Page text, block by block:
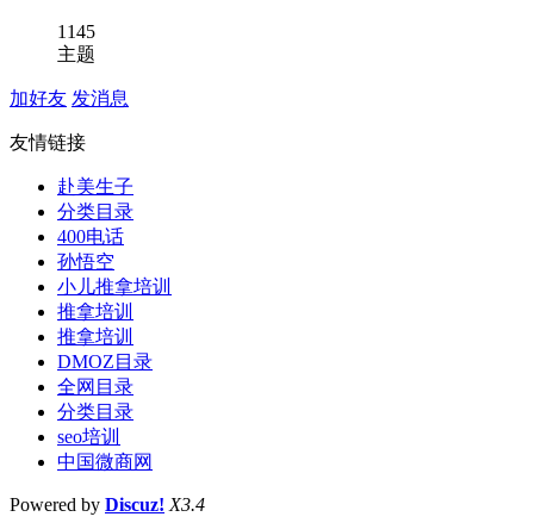
1145
主题
加好友 发消息
友情链接
赴美生子
分类目录
400电话
孙悟空
小儿推拿培训
推拿培训
推拿培训
DMOZ目录
全网目录
分类目录
seo培训
中国微商网
Powered by Discuz! X3.4